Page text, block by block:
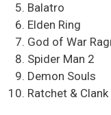
Balatro
Elden Ring
God of War
Spider Man 2
Demon Souls
Ratchet & Clank